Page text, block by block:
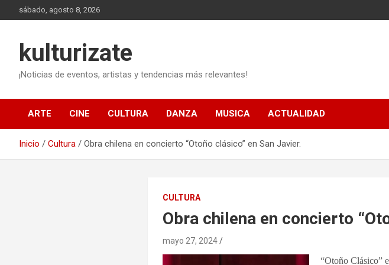
al
sábado, agosto 8, 2026
kulturizate
¡Noticias de eventos, artistas y tendencias más relevantes!
ARTE CINE CULTURA DANZA MUSICA ACTUALIDAD
Inicio Cultura Obra chilena en concierto “Otoño clásico” en San Javier.
CULTURA
Obra chilena en concierto
mayo 27, 2024
“Otoño Clásico”